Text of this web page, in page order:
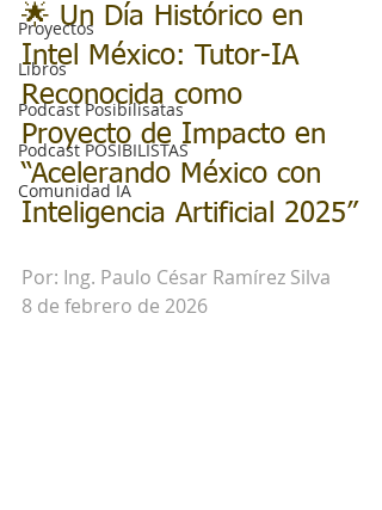
Proyectos
Libros
Podcast Posibilisatas
Podcast POSIBILISTAS
Comunidad IA
🌟 Un Día Histórico en
Intel México: Tutor-IA
Reconocida como
Proyecto de Impacto en
“Acelerando México con
Inteligencia Artificial 2025”
Por: Ing. Paulo César Ramírez Silva
8 de febrero de 2026